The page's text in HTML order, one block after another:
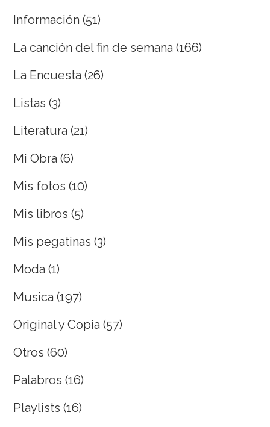
Información (51)
La canción del fin de semana (166)
La Encuesta (26)
Listas (3)
Literatura (21)
Mi Obra (6)
Mis fotos (10)
Mis libros (5)
Mis pegatinas (3)
Moda (1)
Musica (197)
Original y Copia (57)
Otros (60)
Palabros (16)
Playlists (16)